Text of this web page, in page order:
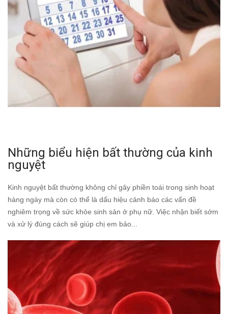
Những biểu hiện bất thường của kinh
nguyệt
Kinh nguyệt bất thường không chỉ gây phiền toái trong sinh hoạt
hàng ngày mà còn có thể là dấu hiệu cảnh báo các vấn đề
nghiêm trọng về sức khỏe sinh sản ở phụ nữ. Việc nhận biết sớm
và xử lý đúng cách sẽ giúp chị em bảo...